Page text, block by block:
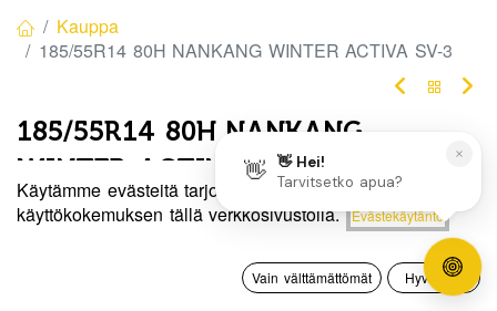
Hinta:
Lisää ostoskoriin
0
Toivelista Tili
Kauppa
185/55R14 80H NANKANG WINTER ACTIVA SV-3
185/55R14 80H NANKANG
WINTER ACTIVA SV-3
EAN:4717622054491 Tuotekoodi:271996
Käytämme evästeitä tarjotaksemme sinulle paremman
käyttökokemuksen tällä verkkosivustolla.
Evästekäytäntö
Vain välttämättömät Hyväksyn